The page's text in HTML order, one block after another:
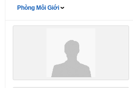
Phòng Môi Giới